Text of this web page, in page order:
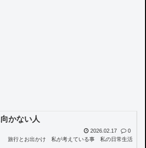
かない人
2026.02.17
0
旅行とお出かけ
私が考えている事 私の日常生活